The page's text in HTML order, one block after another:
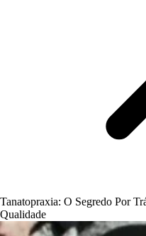
Tanatopraxia: O Segredo Por
Qualidade